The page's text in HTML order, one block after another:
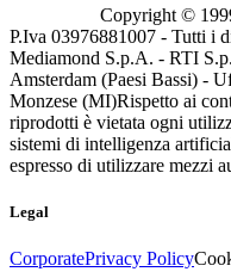
Copyright ©
P.Iva 03976881007 - Tutti i
Mediamond S.p.A. - RTI
Amsterdam (Paesi Bassi) -
Monzese (MI)Rispetto ai
riprodotti è vietata ogni
sistemi di intelligenza
espresso di utilizzare mezzi
Legal
CorporatePrivacy Policy